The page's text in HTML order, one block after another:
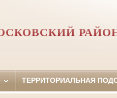
ТЕРРИТОРИАЛЬНАЯ